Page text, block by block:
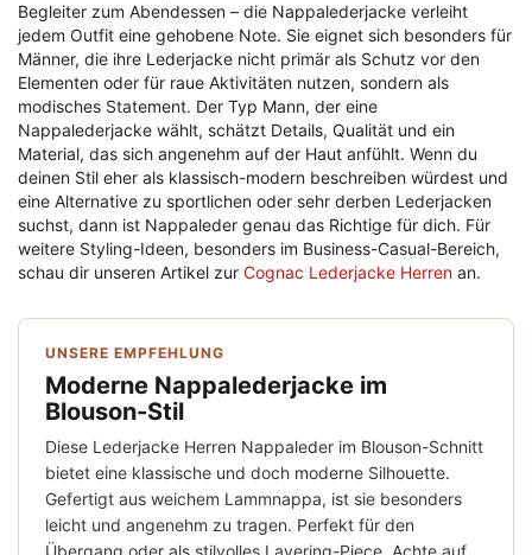
Begleiter zum Abendessen – die Nappalederjacke verleiht
jedem Outfit eine gehobene Note. Sie eignet sich besonders für
Männer, die ihre Lederjacke nicht primär als Schutz vor den
Elementen oder für raue Aktivitäten nutzen, sondern als
modisches Statement. Der Typ Mann, der eine
Nappalederjacke wählt, schätzt Details, Qualität und ein
Material, das sich angenehm auf der Haut anfühlt. Wenn du
deinen Stil eher als klassisch-modern beschreiben würdest und
eine Alternative zu sportlichen oder sehr derben Lederjacken
suchst, dann ist Nappaleder genau das Richtige für dich. Für
weitere Styling-Ideen, besonders im Business-Casual-Bereich,
schau dir unseren Artikel zur Cognac Lederjacke Herren an.
UNSERE EMPFEHLUNG
Moderne Nappalederjacke im
Blouson-Stil
Diese Lederjacke Herren Nappaleder im Blouson-Schnitt
bietet eine klassische und doch moderne Silhouette.
Gefertigt aus weichem Lammnappa, ist sie besonders
leicht und angenehm zu tragen. Perfekt für den